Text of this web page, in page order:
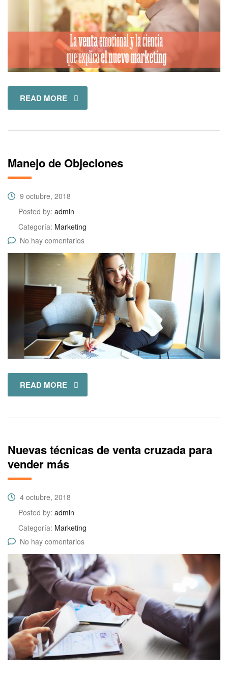
READ MORE
Manejo de Objeciones
9 octubre, 2018
Posted by: admin
Categoría: Marketing
No hay comentarios
READ MORE
Nuevas técnicas de venta cruzada para
vender más
4 octubre, 2018
Posted by: admin
Categoría: Marketing
No hay comentarios